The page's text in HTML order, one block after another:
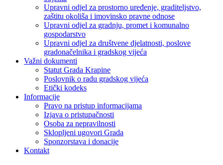
Upravni odjel za prostorno uređenje, graditeljstvo,
zaštitu okoliša i imovinsko pravne odnose
Upravni odjel za gradnju, promet i komunalno
gospodarstvo
Upravni odjel za društvene djelatnosti, poslove
gradonačelnika i gradskog vijeća
Važni dokumenti
Statut Grada Krapine
Poslovnik o radu gradskog vijeća
Etički kodeks
Informacije
Pravo na pristup informacijama
Izjava o pristupačnosti
Osoba za nepravilnosti
Sklopljeni ugovori Grada
Sponzorstava i donacije
Kontakt